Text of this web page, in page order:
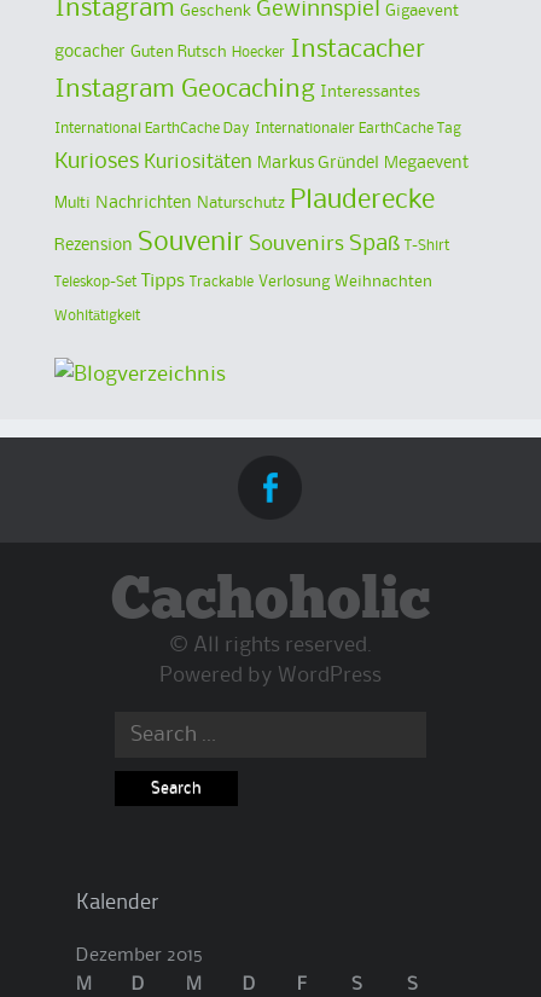
Instagram Geschenk Gewinnspiel Gigaevent
gocacher Guten Rutsch Hoecker Instacacher
Instagram Geocaching Interessantes
International EarthCache Day Internationaler EarthCache Tag
Kurioses Kuriositäten Markus Gründel Megaevent
Multi Nachrichten Naturschutz Plauderecke
Rezension Souvenir Souvenirs Spaß T-Shirt
Teleskop-Set Tipps Trackable Verlosung Weihnachten
Wohltätigkeit
Cachoholic
© All rights reserved.
Powered by WordPress
Search
Kalender
Dezember 2015
M
D M D F S
S